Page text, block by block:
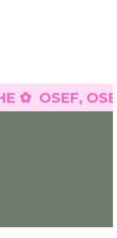
OSEF, OSE